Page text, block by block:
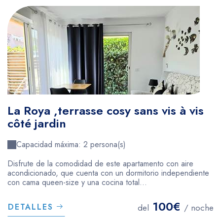
La Roya ,terrasse cosy sans vis à vis
côté jardin
Capacidad máxima: 2 persona(s)
Disfrute de la comodidad de este apartamento con aire
acondicionado, que cuenta con un dormitorio independiente
con cama queen-size y una cocina total...
DETALLES del 100€ / noche